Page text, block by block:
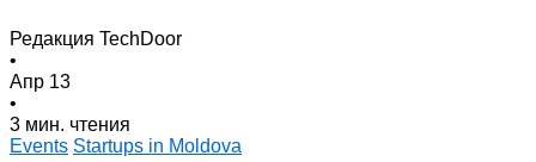
Редакция TechDoor
•
Апр 13
•
3 мин. чтения
Events Startups in Moldova